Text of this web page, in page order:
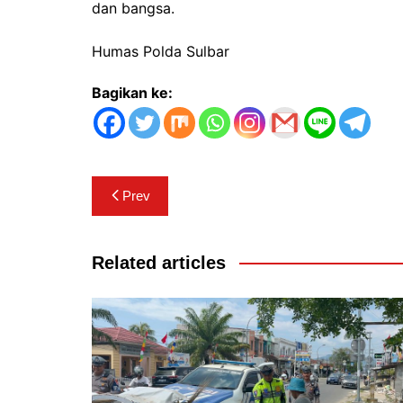
dan bangsa.
Humas Polda Sulbar
Bagikan ke:
Navigasi
pos
Prev
Related articles